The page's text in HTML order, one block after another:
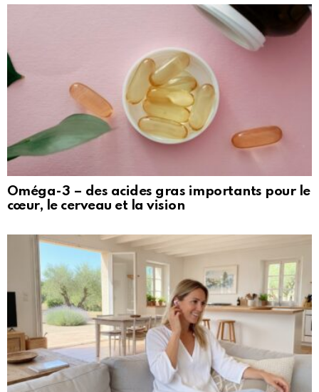
Oméga-3 – des acides gras importants pour le
cœur, le cerveau et la vision